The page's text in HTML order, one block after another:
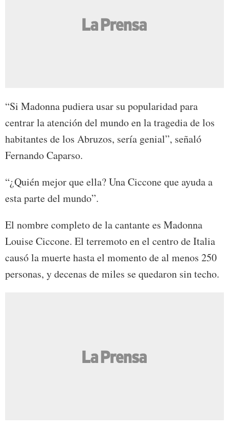
“Si Madonna pudiera usar su popularidad para
centrar la atención del mundo en la tragedia de los
habitantes de los Abruzos, sería genial”, señaló
Fernando Caparso.
“¿Quién mejor que ella? Una Ciccone que ayuda a
esta parte del mundo”.
El nombre completo de la cantante es Madonna
Louise Ciccone. El terremoto en el centro de Italia
causó la muerte hasta el momento de al menos 250
personas, y decenas de miles se quedaron sin techo.